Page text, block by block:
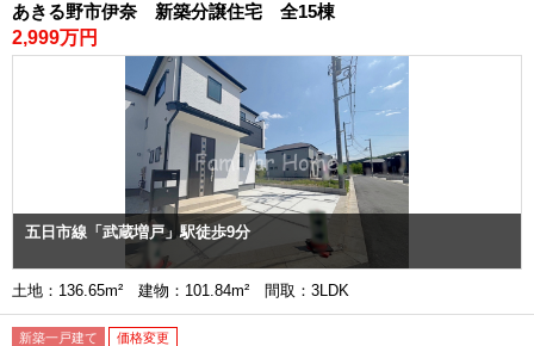
あきる野市伊奈 新築分譲住宅 全15棟
2,999万円
五日市線「武蔵増戸」駅徒歩9分
土地：136.65m² 建物：101.84m² 間取：3LDK
新築一戸建て 価格変更